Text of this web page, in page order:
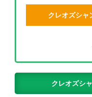
クレオズシャ
クレオズシ